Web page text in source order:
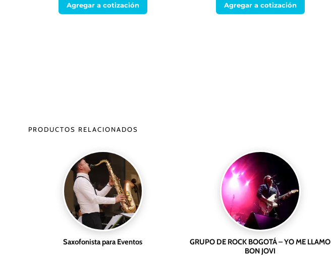
Agregar a cotización Agregar a cotización
PRODUCTOS RELACIONADOS
Saxofonista para Eventos
GRUPO DE ROCK BOGOTÁ – YO ME LLAMO
BON JOVI